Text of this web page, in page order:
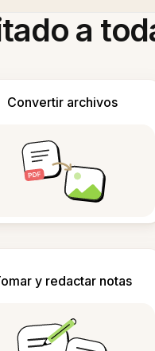
a
Convertir archivos
y redactar notas